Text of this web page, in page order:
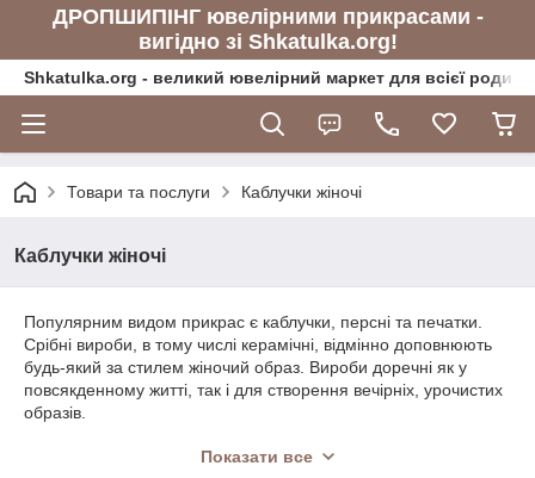
ДРОПШИПІНГ ювелірними прикрасами -
вигідно зі Shkatulka.org!
Shkatulka.org - великий ювелірний маркет для всієї
Товари та послуги Каблучки жіночі
Каблучки жіночі
Популярним видом прикрас є каблучки, персні та печатки.
Срібні вироби, в тому числі керамічні, відмінно доповнюють
будь-який за стилем жіночий образ. Вироби доречні як у
повсякденному житті, так і для створення вечірніх, урочистих
образів.
срібла з позолотою, зі вставками із каменів, у тому числі
Показати все